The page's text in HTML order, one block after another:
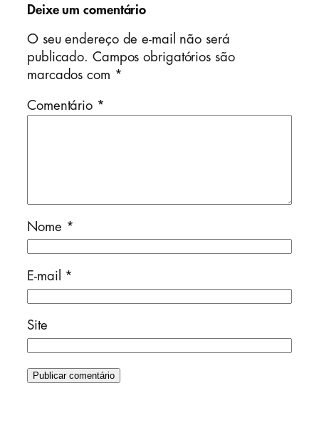
Deixe um comentário
O seu endereço de e-mail não será
publicado. Campos obrigatórios são
marcados com *
Comentário *
Nome *
E-mail *
Site